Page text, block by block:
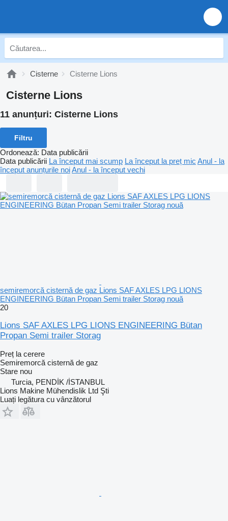
Cisterne Cisterne Lions
Cisterne Lions
11 anunțuri: Cisterne Lions
Filtru
Ordonează: Data publicării
Data publicării La început mai scump La început la preț mic Anul - la
început anunțurile noiAnul - la început vechi
semiremorcă cisternă de gaz Lions SAF AXLES LPG LIONS
ENGINEERING Bütan Propan Semi trailer Storag nouă
20
Lions SAF AXLES LPG LIONS ENGINEERING Bütan
Propan Semi trailer Storag
Preț la cerere
Semiremorcă cisternă de gaz
Stare nou
Turcia, PENDİK /İSTANBUL
Lions Makine Mühendislik Ltd Şti
Luați legătura cu vânzătorul